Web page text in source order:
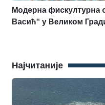
Модерна фискултурна
Васић“ у Великом
Најчитаније